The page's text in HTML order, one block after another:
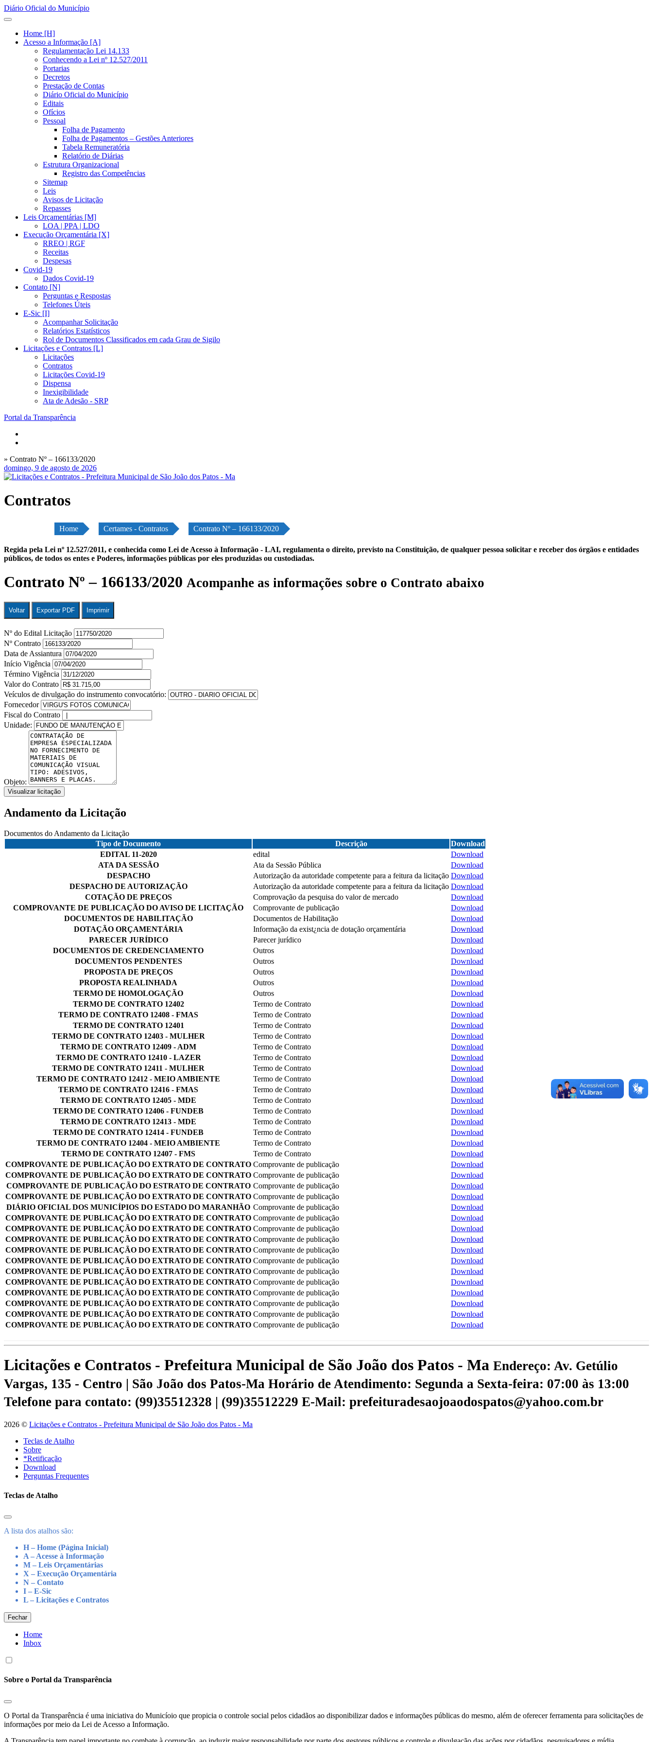
Diário Oficial do Município
Home [H]
Acesso a Informação [A]
Regulamentação Lei 14.133
Conhecendo a Lei nº 12.527/2011
Portarias
Decretos
Prestação de Contas
Diário Oficial do Município
Editais
Ofícios
Pessoal
Folha de Pagamento
Folha de Pagamentos – Gestões Anteriores
Tabela Remuneratória
Relatório de Diárias
Estrutura Organizacional
Registro das Competências
Sitemap
Leis
Avisos de Licitação
Repasses
Leis Orçamentárias [M]
LOA | PPA | LDO
Execução Orçamentária [X]
RREO | RGF
Receitas
Despesas
Covid-19
Dados Covid-19
Contato [N]
Perguntas e Respostas
Telefones Úteis
E-Sic [I]
Acompanhar Solicitação
Relatórios Estatísticos
Rol de Documentos Classificados em cada Grau de Sigilo
Licitações e Contratos [L]
Licitações
Contratos
Licitações Covid-19
Dispensa
Inexigibilidade
Ata de Adesão - SRP
Portal da Transparência
» Contrato Nº – 166133/2020
domingo, 9 de agosto de 2026
Contratos
Home Certames - Contratos Contrato Nº – 166133/2020
Regida pela Lei nº 12.527/2011, e conhecida como Lei de Acesso à Informação - LAI, regulamenta o direito, previsto na Constituição, de qualquer pessoa solicitar e receber dos órgãos e entidades
públicos, de todos os entes e Poderes, informações públicas por eles produzidas ou custodiadas.
Contrato Nº – 166133/2020 Acompanhe as informações sobre o Contrato abaixo
Voltar Exportar PDF Imprimir
Nº do Edital Licitação
Nº Contrato
Data de Assiantura
Início Vigência
Término Vigência
Valor do Contrato
Veículos de divulgação do instrumento convocatório:
Fornecedor
Fiscal do Contrato
Unidade:
Objeto:
Visualizar licitação
Andamento da Licitação
Documentos do Andamento da Licitação
Tipo de Documento
Descrição
Download
EDITAL 11-2020
edital
Download
ATA DA SESSÃO
Ata da Sessão Pública
Download
DESPACHO
Autorização da autoridade competente para a feitura da licitação Download
DESPACHO DE AUTORIZAÇÃO
Autorização da autoridade competente para a feitura da licitação Download
COTAÇÃO DE PREÇOS
Comprovação da pesquisa do valor de mercado
Download
COMPROVANTE DE PUBLICAÇÃO DO AVISO DE LICITAÇÃO
Comprovante de publicação
Download
DOCUMENTOS DE HABILITAÇÃO
Documentos de Habilitação
Download
DOTAÇÃO ORÇAMENTÁRIA
Informação da exist¿ncia de dotação orçamentária
Download
PARECER JURÍDICO
Parecer jurídico
Download
DOCUMENTOS DE CREDENCIAMENTO
Outros
Download
DOCUMENTOS PENDENTES
Outros
Download
PROPOSTA DE PREÇOS
Outros
Download
PROPOSTA REALINHADA
Outros
Download
TERMO DE HOMOLOGAÇÃO
Outros
Download
TERMO DE CONTRATO 12402
Termo de Contrato
Download
TERMO DE CONTRATO 12408 - FMAS
Termo de Contrato
Download
TERMO DE CONTRATO 12401
Termo de Contrato
Download
TERMO DE CONTRATO 12403 - MULHER
Termo de Contrato
Download
TERMO DE CONTRATO 12409 - ADM
Termo de Contrato
Download
TERMO DE CONTRATO 12410 - LAZER
Termo de Contrato
Download
TERMO DE CONTRATO 12411 - MULHER
Termo de Contrato
Download
TERMO DE CONTRATO 12412 - MEIO AMBIENTE
Termo de Contrato
Download
TERMO DE CONTRATO 12416 - FMAS
Termo de Contrato
Download
TERMO DE CONTRATO 12405 - MDE
Termo de Contrato
Download
TERMO DE CONTRATO 12406 - FUNDEB
Termo de Contrato
Download
TERMO DE CONTRATO 12413 - MDE
Termo de Contrato
Download
TERMO DE CONTRATO 12414 - FUNDEB
Termo de Contrato
Download
TERMO DE CONTRATO 12404 - MEIO AMBIENTE
Termo de Contrato
Download
TERMO DE CONTRATO 12407 - FMS
Termo de Contrato
Download
COMPROVANTE DE PUBLICAÇÃO DO EXTRATO DE CONTRATO Comprovante de publicação
Download
COMPROVANTE DE PUBLICAÇÃO DO EXTRATO DE CONTRATO Comprovante de publicação
Download
COMPROVANTE DE PUBLICAÇÃO DO ESTRATO DE CONTRATO Comprovante de publicação
Download
COMPROVANTE DE PUBLICAÇÃO DO EXTRATO DE CONTRATO Comprovante de publicação
Download
DIÁRIO OFICIAL DOS MUNICÍPIOS DO ESTADO DO MARANHÃO Comprovante de publicação
Download
COMPROVANTE DE PUBLICAÇÃO DO EXTRATO DE CONTRATO Comprovante de publicação
Download
COMPROVANTE DE PUBLICAÇÃO DO EXTRATO DE CONTRATO Comprovante de publicação
Download
COMPROVANTE DE PUBLICAÇÃO DO EXTRATO DE CONTRATO Comprovante de publicação
Download
COMPROVANTE DE PUBLICAÇÃO DO EXTRATO DE CONTRATO Comprovante de publicação
Download
COMPROVANTE DE PUBLICAÇÃO DO EXTRATO DE CONTRATO Comprovante de publicação
Download
COMPROVANTE DE PUBLICAÇÃO DO EXTRATO DE CONTRATO Comprovante de publicação
Download
COMPROVANTE DE PUBLICAÇÃO DO EXTRATO DE CONTRATO Comprovante de publicação
Download
COMPROVANTE DE PUBLICAÇÃO DO EXTRATO DE CONTRATO Comprovante de publicação
Download
COMPROVANTE DE PUBLICAÇÃO DO EXTRATO DE CONTRATO Comprovante de publicação
Download
COMPROVANTE DE PUBLICAÇÃO DO EXTRATO DE CONTRATO Comprovante de publicação
Download
COMPROVANTE DE PUBLICAÇÃO DO EXTRATO DE CONTRATO Comprovante de publicação Download
Licitações e Contratos - Prefeitura Municipal de São João dos Patos - Ma Endereço: Av. Getúlio
Vargas, 135 - Centro | São João dos Patos-Ma Horário de Atendimento: Segunda a Sexta-feira: 07:00 às 13:00
Telefone para contato: (99)35512328 | (99)35512229 E-Mail: prefeituradesaojoaodospatos@yahoo.com.br
2026 © Licitações e Contratos - Prefeitura Municipal de São João dos Patos - Ma
Teclas de Atalho
Sobre
*Retificação
Download
Perguntas Frequentes
Teclas de Atalho
A lista dos atalhos são:
H – Home (Página Inicial)
A – Acesse à Informação
M – Leis Orçamentárias
X – Execução Orçamentária
N – Contato
I – E-Sic
L – Licitações e Contratos
Fechar
Home
Inbox
Sobre o Portal da Transparência
O Portal da Transparência é uma iniciativa do Municíoio que propicia o controle social pelos cidadãos ao disponibilizar dados e informações públicas do mesmo, além de oferecer ferramenta para solicitações de
informações por meio da Lei de Acesso a Informação.